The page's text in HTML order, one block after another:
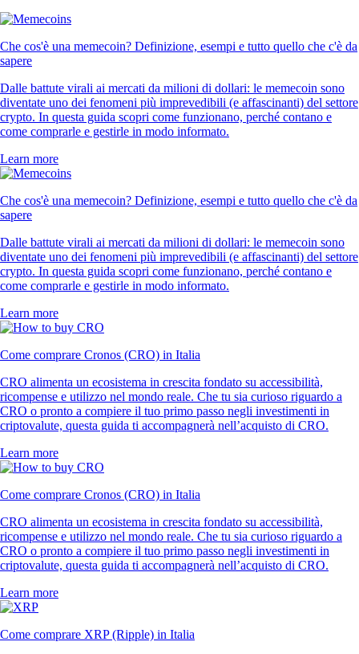
Che cos'è una memecoin? Definizione, esempi e tutto quello che c'è da
sapere
Dalle battute virali ai mercati da milioni di dollari: le memecoin sono
diventate uno dei fenomeni più imprevedibili (e affascinanti) del settore
crypto. In questa guida scopri come funzionano, perché contano e
come comprarle e gestirle in modo informato.
Learn more
Che cos'è una memecoin? Definizione, esempi e tutto quello che c'è da
sapere
Dalle battute virali ai mercati da milioni di dollari: le memecoin sono
diventate uno dei fenomeni più imprevedibili (e affascinanti) del settore
crypto. In questa guida scopri come funzionano, perché contano e
come comprarle e gestirle in modo informato.
Learn more
Come comprare Cronos (CRO) in Italia
CRO alimenta un ecosistema in crescita fondato su accessibilità,
ricompense e utilizzo nel mondo reale. Che tu sia curioso riguardo a
CRO o pronto a compiere il tuo primo passo negli investimenti in
criptovalute, questa guida ti accompagnerà nell’acquisto di CRO.
Learn more
Come comprare Cronos (CRO) in Italia
CRO alimenta un ecosistema in crescita fondato su accessibilità,
ricompense e utilizzo nel mondo reale. Che tu sia curioso riguardo a
CRO o pronto a compiere il tuo primo passo negli investimenti in
criptovalute, questa guida ti accompagnerà nell’acquisto di CRO.
Learn more
Come comprare XRP (Ripple) in Italia